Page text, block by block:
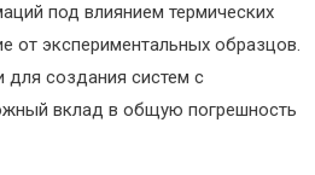
под влиянием термических
от экспериментальных образцов.
для создания систем с
вклад в общую погрешность